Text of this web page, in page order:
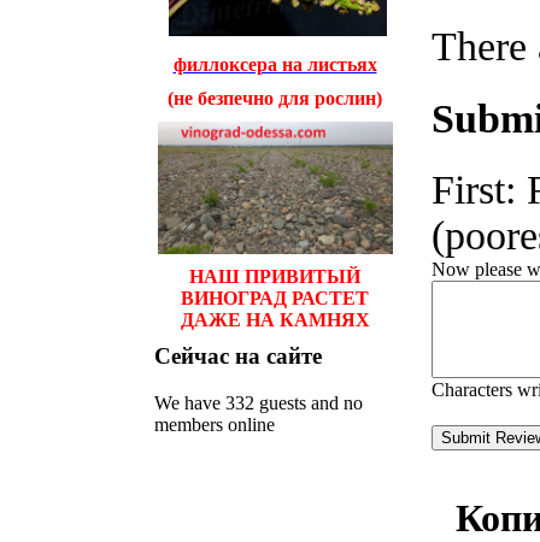
филлоксера на листьях
(не безпечно для рослин)
НАШ ПРИВИТЫЙ
ВИНОГРАД РАСТЕТ
ДАЖЕ НА КАМНЯХ
Сейчас на сайте
We have 332 guests and no
members online
There
First:
Now please
Characters